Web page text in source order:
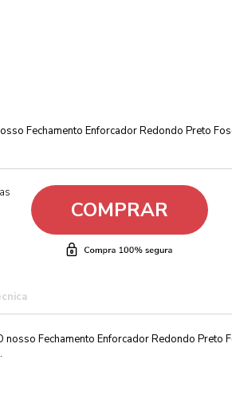
Fechamento Enforcador Redondo Preto
COMPRAR
nosso Fechamento Enforcador Redondo Preto